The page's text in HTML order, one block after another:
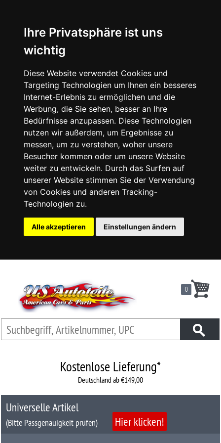
Ihre Privatsphäre ist uns
wichtig
Diese Website verwendet Cookies und
Targeting Technologien um Ihnen ein besseres
Internet-Erlebnis zu ermöglichen und die
Werbung, die Sie sehen, besser an Ihre
Bedürfnisse anzupassen. Diese Technologien
nutzen wir außerdem, um Ergebnisse zu
messen, um zu verstehen, woher unsere
Besucher kommen oder um unsere Website
weiter zu entwickeln. Durch das Surfen auf
unserer Website stimmen Sie der Verwendung
von Cookies und anderen Tracking-
Technologien zu.
Alle akzeptieren Einstellungen ändern
09503
nach
Universelles
Zubehör
Anfrage
Kontaktformular
|
Carport
0
Kostenlose Lieferung*
Deutschland ab €149,00
Universelle Artikel
(Bitte Passgenauigkeit prüfen)
Hier klicken!